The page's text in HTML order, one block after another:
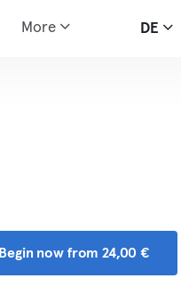
More DE
Begin now from 24,00 €